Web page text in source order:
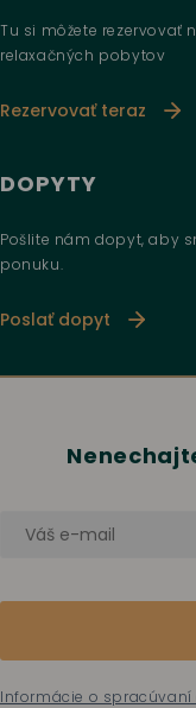
Tu si môžete rezervovať
relaxačných pobytov
Rezervovať teraz
DOPYTY
Pošlite nám dopyt, aby
ponuku.
Poslať dopyt
Informácie o